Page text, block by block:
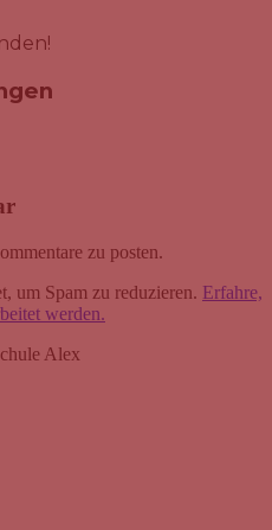
zu posten.
um Spam zu reduzieren. Erfahre,
werden.